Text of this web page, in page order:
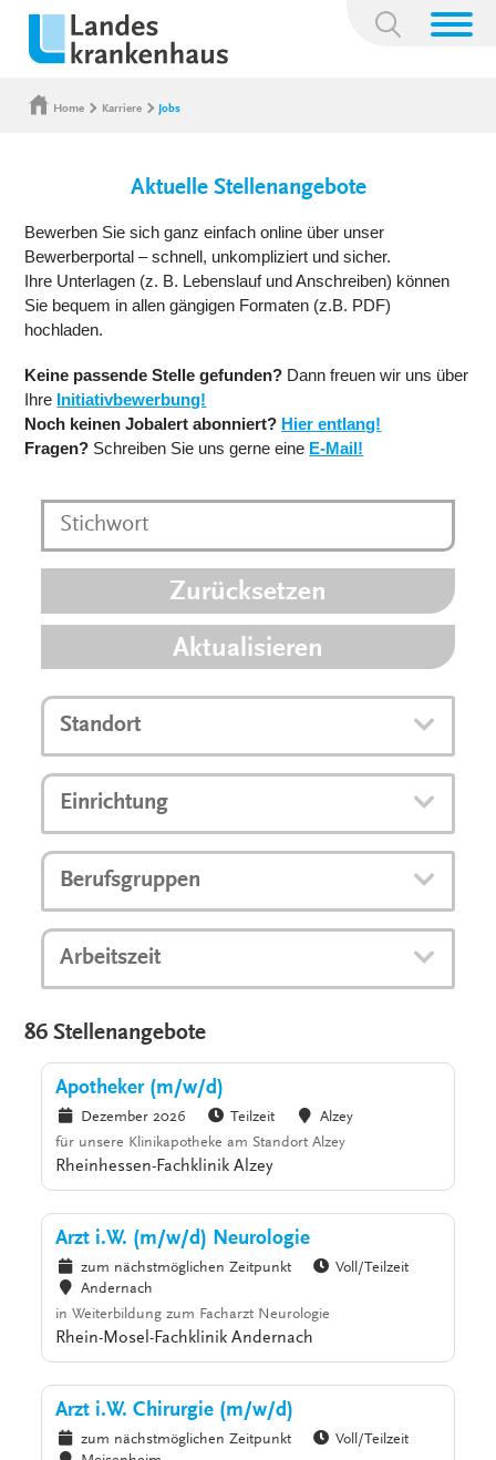
Suchbegriff:
Home Karriere Jobs
Aktuelle Stellenangebote
Bewerben Sie sich ganz einfach online über unser
Bewerberportal – schnell, unkompliziert und sicher.
Ihre Unterlagen (z. B. Lebenslauf und Anschreiben) können
Sie bequem in allen gängigen Formaten (z.B. PDF)
hochladen.
Keine passende Stelle gefunden? Dann freuen wir uns über
Ihre Initiativbewerbung!
Noch keinen Jobalert abonniert? Hier entlang!
Fragen? Schreiben Sie uns gerne eine E-Mail!
Zurücksetzen
Aktualisieren
Standort
Einrichtung
Berufsgruppen
Arbeitszeit
86 Stellenangebote
Apotheker (m/w/d)
Dezember 2026 Teilzeit
Alzey
für unsere Klinikapotheke am Standort Alzey
Rheinhessen-Fachklinik Alzey
Arzt i.W. (m/w/d) Neurologie
zum nächstmöglichen Zeitpunkt
Voll/Teilzeit
Andernach
in Weiterbildung zum Facharzt Neurologie
Rhein-Mosel-Fachklinik Andernach
Arzt i.W. Chirurgie (m/w/d)
zum nächstmöglichen Zeitpunkt
Voll/Teilzeit